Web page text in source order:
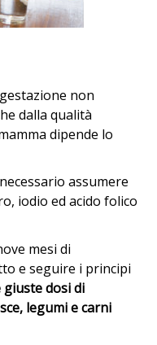
non
dalla qualità
dipende lo
assumere
iodio ed acido folico
mesi di
e seguire i principi
giuste dosi di
legumi e carni